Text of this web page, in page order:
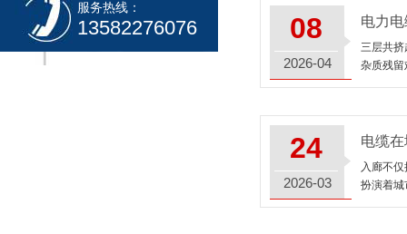
服务热线：
13582276076 08
2026-04
电力
三层共挤
杂质残留
24
2026-03
电缆
入廊不
扮演着